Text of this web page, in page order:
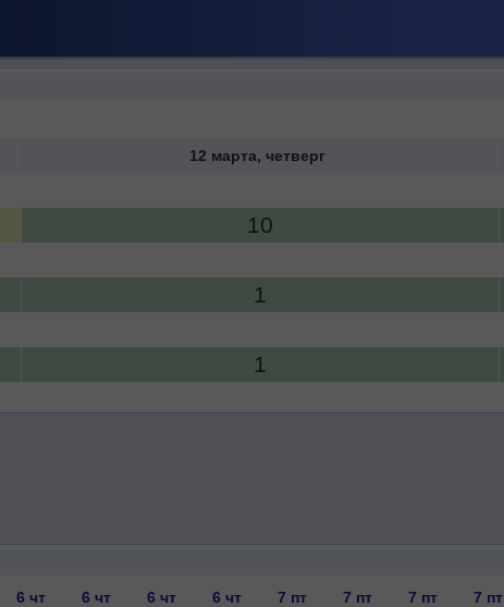
12 марта, четверг
10
1
1
6 чт 6 чт 6 чт 6 чт 7 пт 7 пт 7 пт 7 пт